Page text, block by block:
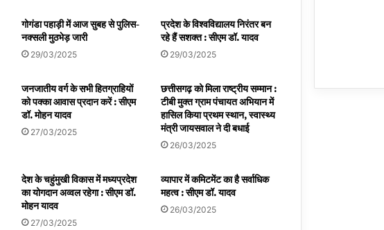
गोगंडा पहाड़ी में आज सुबह से पुलिस-
नक्सली मुठभेड़ जारी
29/03/2025
प्रदेश के विश्वविद्यालय निरंतर बन
रहे हैं सशक्त : सीएम डॉ. यादव
29/03/2025
जनजातीय वर्ग के सभी हितग्राहियों
को पक्का आवास प्रदान करें : सीएम
डॉ. मोहन यादव
27/03/2025
छत्तीसगढ़ को मिला राष्ट्रीय सम्मान :
टीबी मुक्त ग्राम पंचायत अभियान में
हासिल किया प्रथम स्थान, स्वास्थ्य
मंत्री जायसवाल ने दी बधाई
26/03/2025
देश के चहुंमुखी विकास में मध्यप्रदेश
का योगदान अव्वल रहेगा : सीएम डॉ.
मोहन यादव
27/03/2025
व्यापार में कमिटमेंट का है सर्वाधिक
महत्व : सीएम डॉ. यादव
26/03/2025